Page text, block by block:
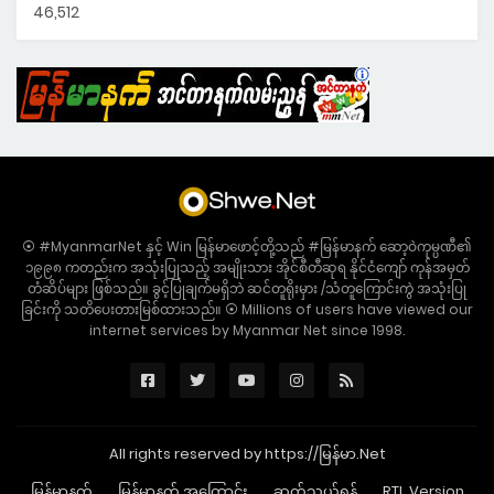
46,512
⦿ #MyanmarNet နှင့် Win မြန်မာဖောင့်တို့သည် #မြန်မာနက် ဆော့ဝဲကုမ္ပဏီ၏
၁၉၉၈ ကတည်းက အသုံးပြုသည့် အမျိုးသား အိုင်စီတီဆုရ နိုင်ငံကျော် ကုန်အမှတ်
တံဆိပ်များ ဖြစ်သည်။ ခွင့်ပြုချက်မရှိဘဲ ဆင်တူရိုးမှား /သံတူကြောင်းကွဲ အသုံးပြု
ခြင်းကို သတိပေးတားမြစ်ထားသည်။ ⦿ Millions of users have viewed our
internet services by Myanmar Net since 1998.
All rights reserved by https://မြန်မာ.Net